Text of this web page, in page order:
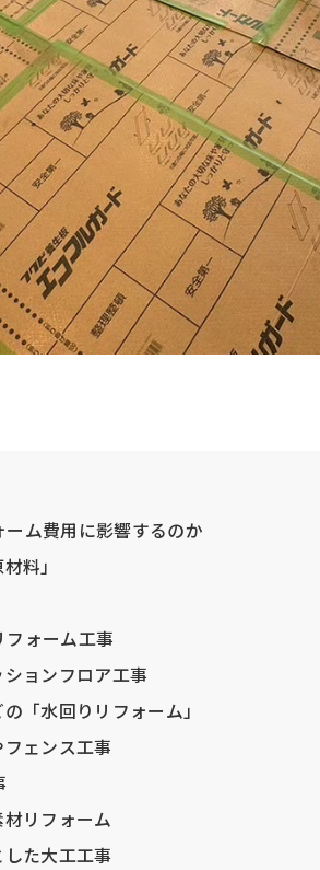
ム費用に影響するのか
料」
ォーム工事
ョンフロア工事
「水回りリフォーム」
ェンス工事
リフォーム
た大工工事